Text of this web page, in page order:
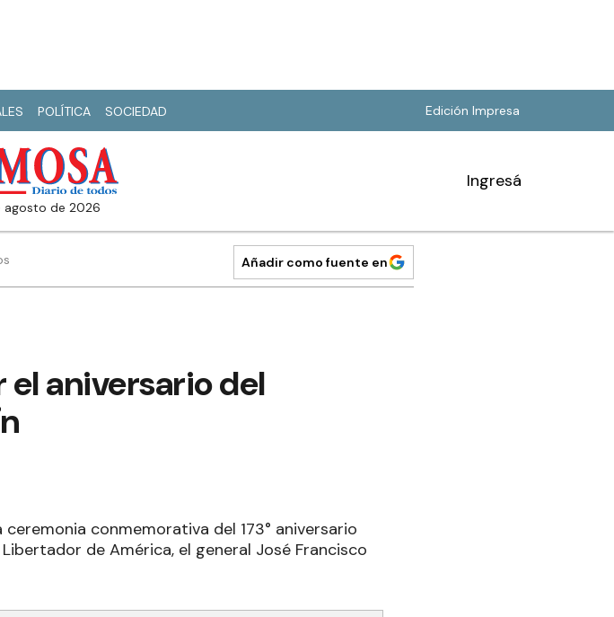
POLÍTICA SOCIEDAD Edición Impresa
agosto de 2026
Ingresá
Añadir como fuente en
aniversario del
conmemorativa del 173° aniversario
de América, el general José Francisco